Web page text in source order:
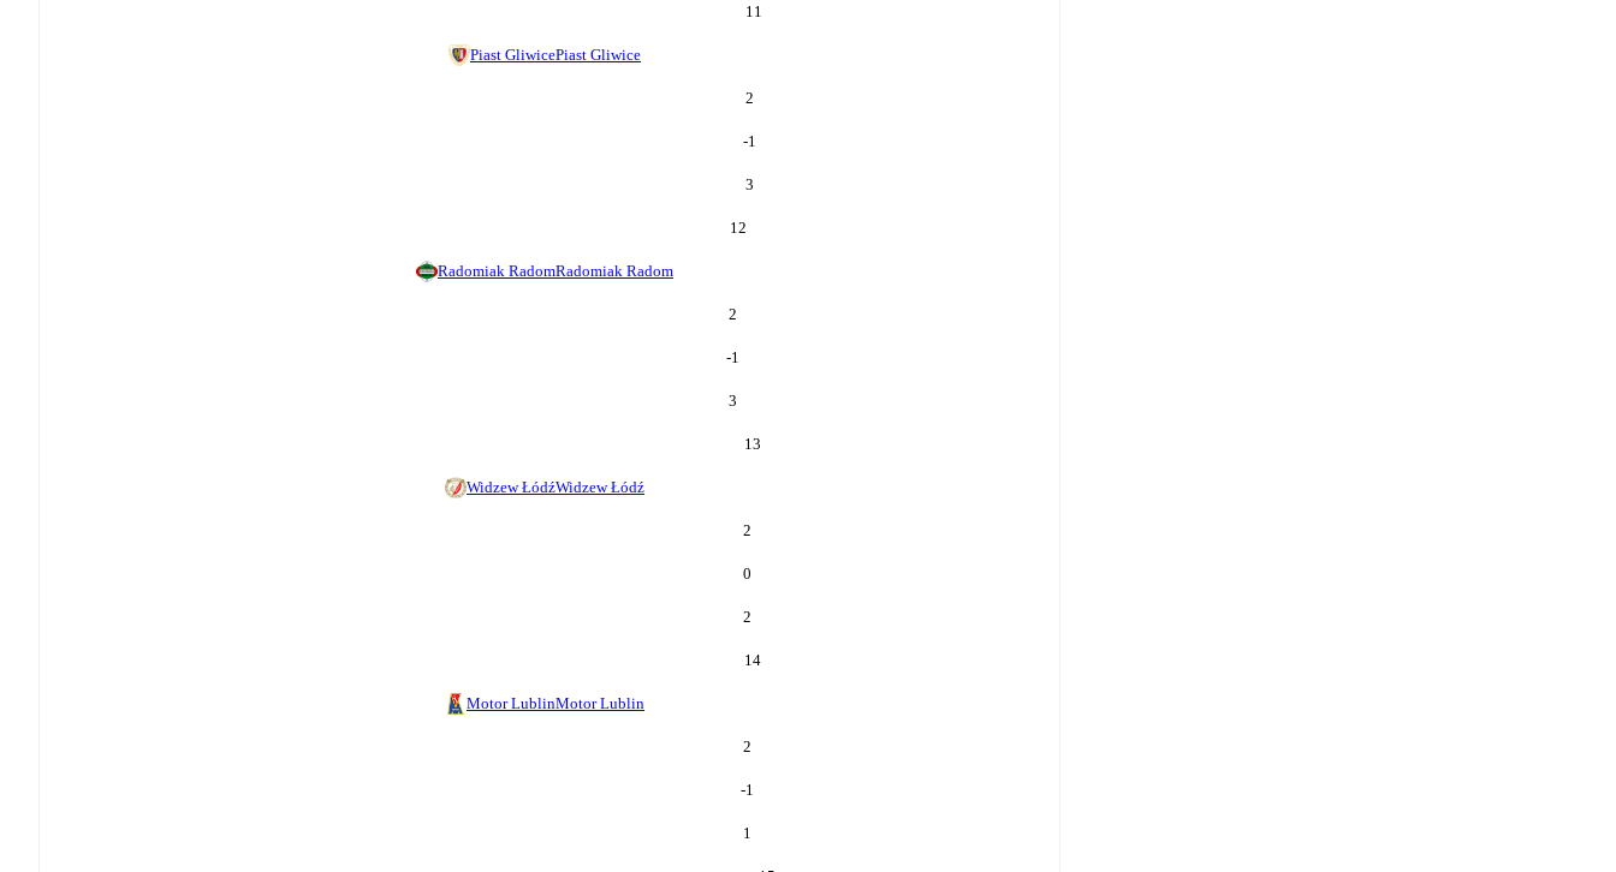
11
Piast GliwicePiast Gliwice
2
-1
3
12
Radomiak RadomRadomiak Radom
2
-1
3
13
Widzew ŁódźWidzew Łódź
2
0
2
14
Motor LublinMotor Lublin
2
-1
1